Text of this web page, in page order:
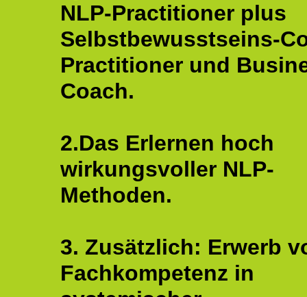
NLP-Practitioner plus
Selbstbewusstseins-
Practitioner und
Coach.
2.Das Erlernen hoch
wirkungsvoller NLP-
Methoden.
3. Zusätzlich: Erwerb
Fachkompetenz in